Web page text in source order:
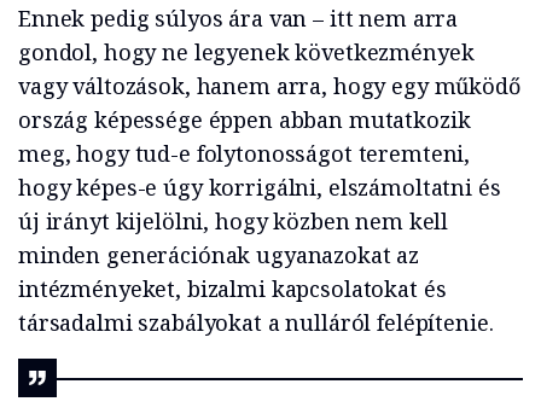
Ennek pedig súlyos ára van – itt nem arra
gondol, hogy ne legyenek következmények
vagy változások, hanem arra, hogy egy működő
ország képessége éppen abban mutatkozik
meg, hogy tud-e folytonosságot teremteni,
hogy képes-e úgy korrigálni, elszámoltatni és
új irányt kijelölni, hogy közben nem kell
minden generációnak ugyanazokat az
intézményeket, bizalmi kapcsolatokat és
társadalmi szabályokat a nulláról felépítenie.